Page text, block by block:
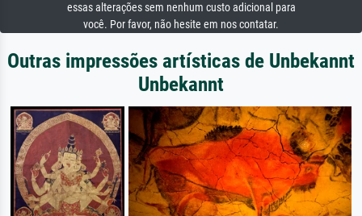
essas alterações sem nenhum custo adicional para
você. Por favor, não hesite em nos contatar.
Outras impressões artísticas de Unbekannt
Unbekannt